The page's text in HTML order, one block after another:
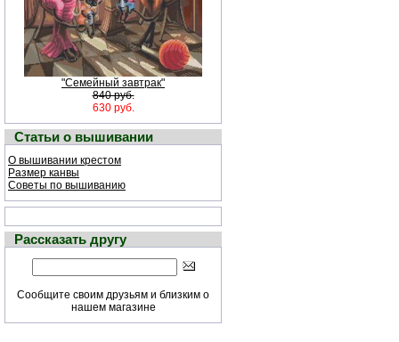
"Семейный завтрак"
840 руб.
630 руб.
Статьи о вышивании
О вышивании крестом
Размер канвы
Советы по вышиванию
Рассказать другу
Сообщите своим друзьям и близким о
нашем магазине